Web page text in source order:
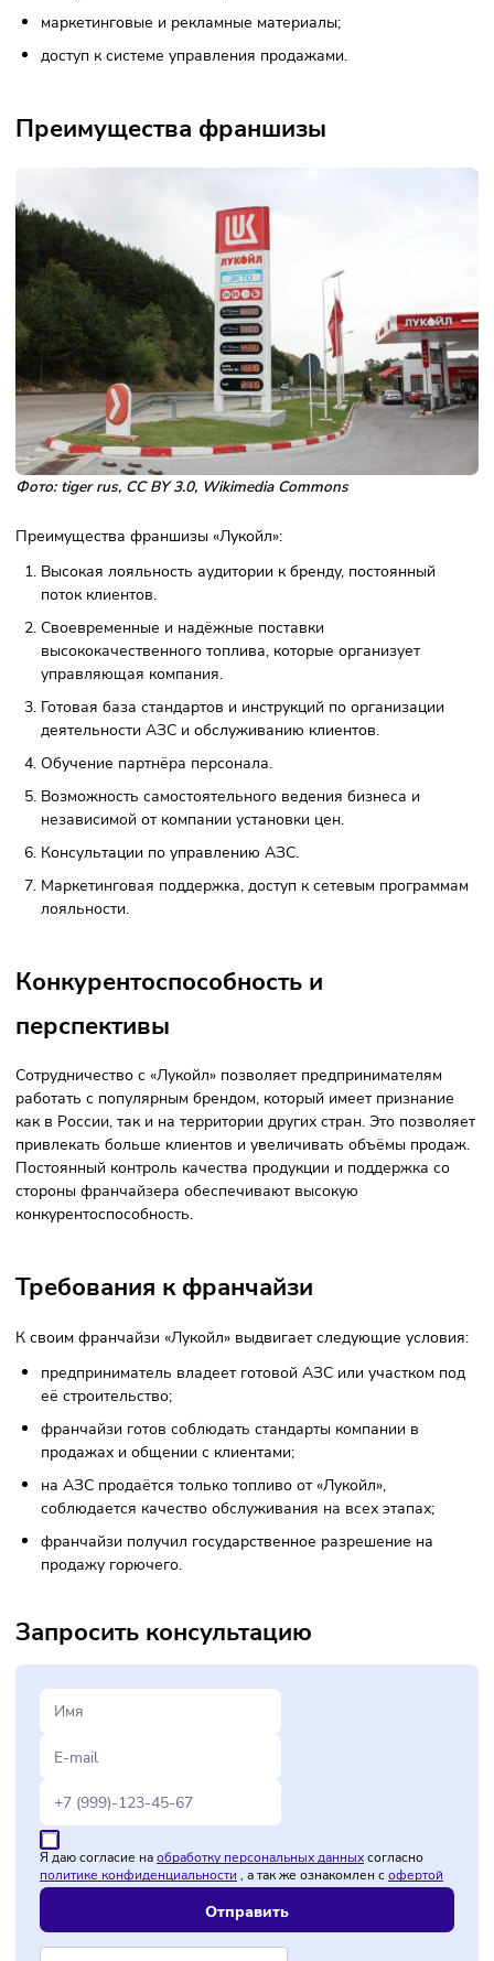
неисправностей и задержек с подачей топлива.
«Лукойл» — неплохой вариант франшизы, который стоит
контракта после окончания его действия».
Что входит во франшизу
Что входит в стоимость франшизы АЗС «Лукойл»:
право на использование бренда «Лукойл» и сбыт
моторного топлива под этим брендом;
поддержка в обучении персонала и сопровождение
бизнеса со стороны франчайзера;
поставки топлива и других товаров;
стандарты компании по организации работы АЗС и
обслуживанию клиентов;
Преимущества франшизы
Фото: tiger rus, CC BY 3.0, Wikimedia Commons
Преимущества франшизы «Лукойл»:
Высокая лояльность аудитории к бренду, постоянный
поток клиентов.
Своевременные и надёжные поставки
высококачественного топлива, которые организует
Готовая база стандартов и инструкций по организации
деятельности АЗС и обслуживанию клиентов.
Обучение партнёра персонала.
Возможность самостоятельного ведения бизнеса и
независимой от компании установки цен.
Консультации по управлению АЗС.
Маркетинговая поддержка, доступ к сетевым
лояльности.
перспективы
Сотрудничество с «Лукойл» позволяет предпринимателям
работать с популярным брендом, который имеет
как в России, так и на территории других стран. Это
привлекать больше клиентов и увеличивать объёмы
Постоянный контроль качества продукции и поддержка
стороны франчайзера обеспечивают высокую
конкурентоспособность.
Требования к франчайзи